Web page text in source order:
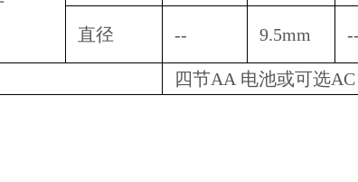
直径 -- 9.5mm --
四节AA 电池或可选